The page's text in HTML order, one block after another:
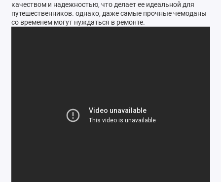
Ремонт обуви
Ремонт часов
качеством и надежностью, что делает ее идеальной для
путешественников. однако, даже самые прочные чемоданы
со временем могут нуждаться в ремонте.